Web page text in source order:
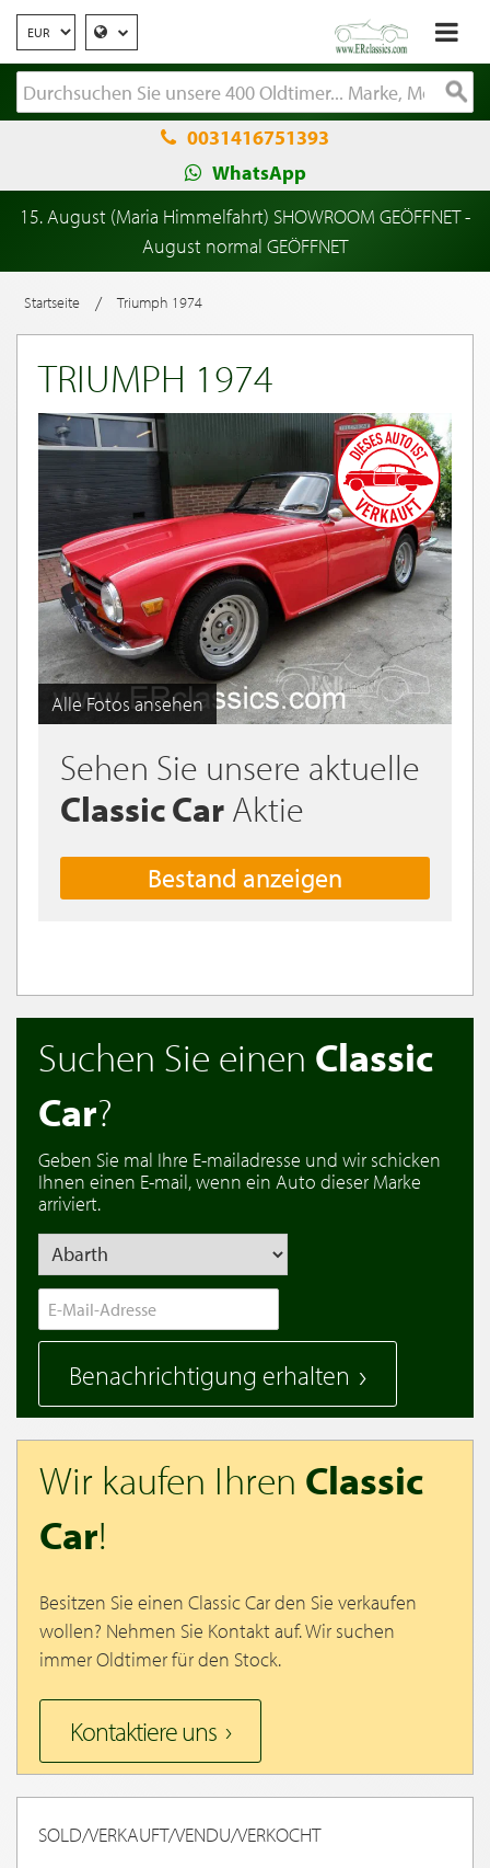
0031416751393
WhatsApp
15. August (Maria Himmelfahrt) SHOWROOM GEÖFFNET -
August normal GEÖFFNET
Startseite / Triumph 1974
TRIUMPH 1974
Alle Fotos ansehen
Sehen Sie unsere aktuelle
Classic Car Aktie
Bestand anzeigen
Suchen Sie einen Classic
Car?
Geben Sie mal Ihre E-mailadresse und wir schicken
Ihnen einen E-mail, wenn ein Auto dieser Marke
arriviert.
Benachrichtigung erhalten
Wir kaufen Ihren Classic
Car!
Besitzen Sie einen Classic Car den Sie verkaufen
wollen? Nehmen Sie Kontakt auf. Wir suchen
immer Oldtimer für den Stock.
Kontaktiere uns
SOLD/VERKAUFT/VENDU/VERKOCHT